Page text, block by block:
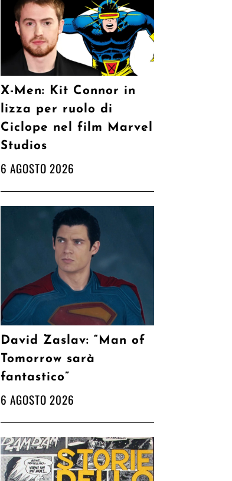
X-Men: Kit Connor in
lizza per ruolo di
Ciclope nel film Marvel
Studios
6 AGOSTO 2026
David Zaslav: “Man of
Tomorrow sarà
fantastico”
6 AGOSTO 2026